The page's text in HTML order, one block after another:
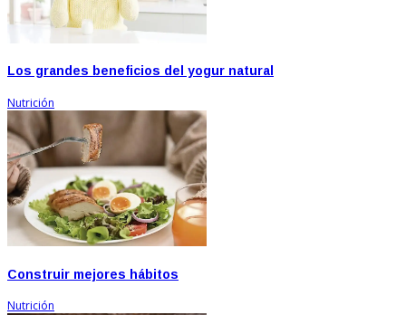
Los grandes beneficios del yogur natural
Nutrición
Construir mejores hábitos
Nutrición